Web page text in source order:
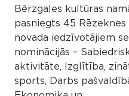
Bērzgales kultūras
pasniegts 45 Rēzeknes
novada iedzīvotājiem
nominācijās –
aktivitāte, Izglītība,
sports, Darbs